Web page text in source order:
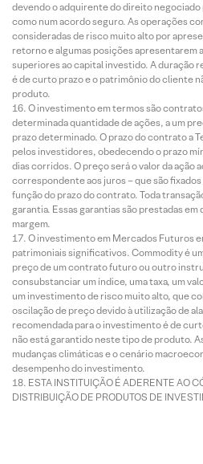
devendo o adquirente do direito negociado
como num acordo seguro. As operações
consideradas de risco muito alto por
retorno e algumas posições apresentarem
superiores ao capital investido. A duração
é de curto prazo e o patrimônio do cliente
produto.
O investimento em termos são
determinada quantidade de ações, a um
prazo determinado. O prazo do contrato a
pelos investidores, obedecendo o prazo
dias corridos. O preço será o valor da ação
correspondente aos juros – que são
função do prazo do contrato. Toda
garantia. Essas garantias são prestadas
margem.
O investimento em Mercados Futuros
patrimoniais significativos. Commodity é
preço de um contrato futuro ou outro
consubstanciar um índice, uma taxa, um
um investimento de risco muito alto, que
oscilação de preço devido à utilização de
recomendada para o investimento é de
não está garantido neste tipo de produto.
mudanças climáticas e o cenário
desempenho do investimento.
ESTA INSTITUIÇÃO É ADERENTE AO
DISTRIBUIÇÃO DE PRODUTOS DE